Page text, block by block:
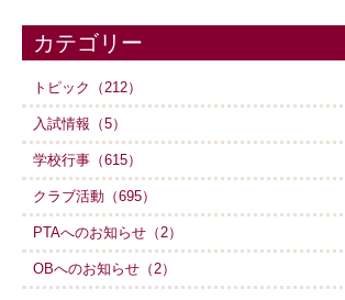
カテゴリー
トピック（212）
入試情報（5）
学校行事（615）
クラブ活動（695）
PTAへのお知らせ（2）
OBへのお知らせ（2）